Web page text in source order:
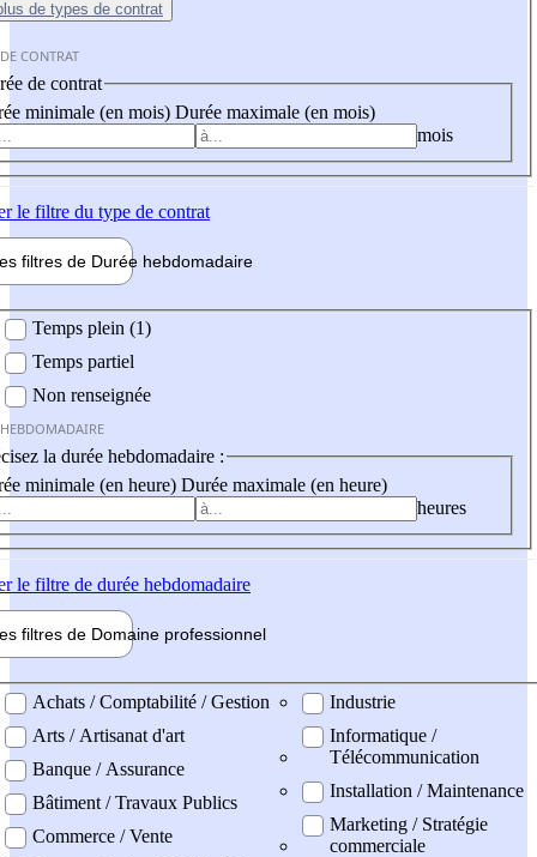
de types de contrat
CONTRAT
de contrat
minimale (en mois) Durée maximale (en mois)
mois
le filtre du type de contrat
filtres de Durée hebdomadaire
Temps plein (1)
Temps partiel
Non renseignée
la durée hebdomadaire :
minimale (en heure) Durée maximale (en heure)
heures
le filtre de durée hebdomadaire
filtres de Domaine professionnel
professionel
Achats / Comptabilité / Gestion
Arts / Artisanat d'art
Banque / Assurance
Bâtiment / Travaux Publics
Commerce / Vente
Industrie
Informatique /
Télécommunication
Installation / Maintenance
Marketing / Stratégie
commerciale